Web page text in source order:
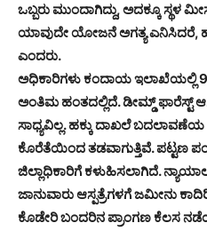
ಒಬ್ಬರು ಮುಂದಾಗಿದ್ದು, ಅದಕ್ಕೂ ಸ್ಥಳ
ಯಾವುದೇ ಯೋಜನೆ ಅಗತ್ಯ ಎನಿಸಿದರೆ,
ಎಂದರು.
ಅಧಿಕಾರಿಗಳು ಕಂದಾಯ ಇಲಾಖೆಯಲ್ಲಿ
ಅಂತಿಮ ಹಂತದಲ್ಲಿದೆ. ಡೀಮ್ಡ್ ಫಾರೆಸ್ಟ್
ಸಾಧ್ಯವಿಲ್ಲ. ಹಕ್ಕು ದಾಖಲೆ
ಕೊರೆತೆಯಿಂದ ತಡವಾಗುತ್ತಿವೆ. ಪಟ್ಟಣ
ಜಿಲ್ಲಾಧಿಕಾರಿಗೆ ಕಳುಹಿಸಲಾಗಿದೆ.
ಜಾನುವಾರು ಆಸ್ಪತ್ರೆಗಳಗೆ ಜಮೀನು
ಕೊಡೇರಿ ಬಂದರಿನ ಪ್ರಾಂಗಣ ಕೆಲಸ